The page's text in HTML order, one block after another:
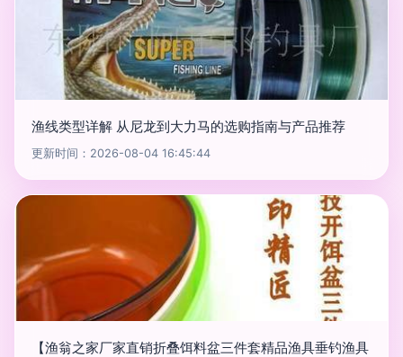
渔线类型详解 从尼龙到大力马的选购指南与产品推荐
更新时间：2026-08-04 16:45:44
【渔翁之家厂家直销折叠饵料盆三件套精品渔具垂钓渔具